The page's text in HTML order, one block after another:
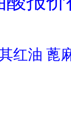
红油 蓖